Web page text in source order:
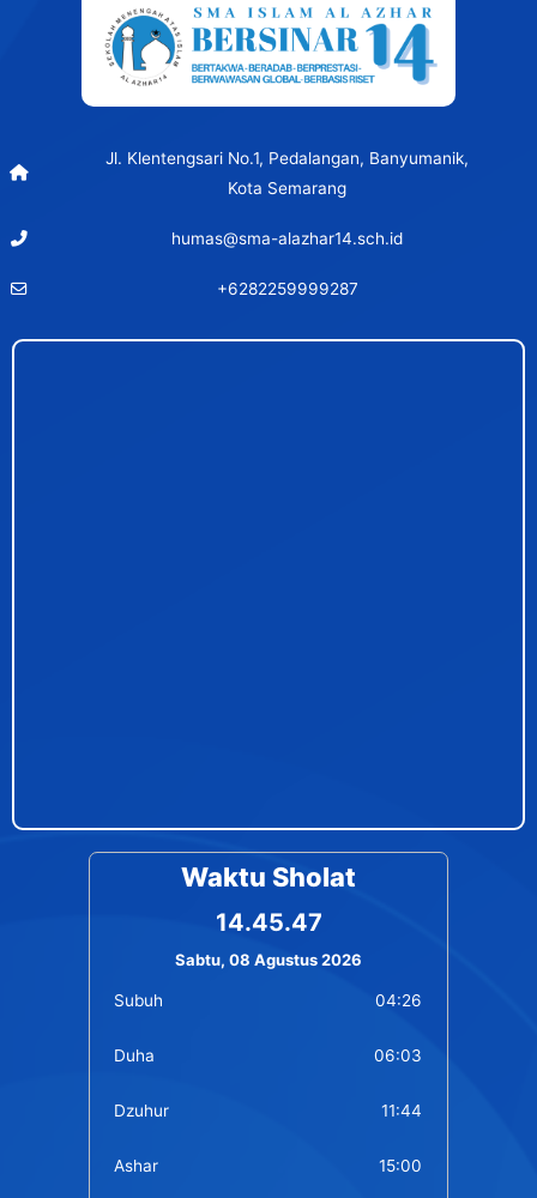
Jl. Klentengsari No.1, Pedalangan, Banyumanik,
Kota Semarang
humas@sma-alazhar14.sch.id
+6282259999287
Waktu Sholat
14.45.47
Sabtu, 08 Agustus 2026
Subuh 04:26
Duha 06:03
Dzuhur 11:44
Ashar 15:00